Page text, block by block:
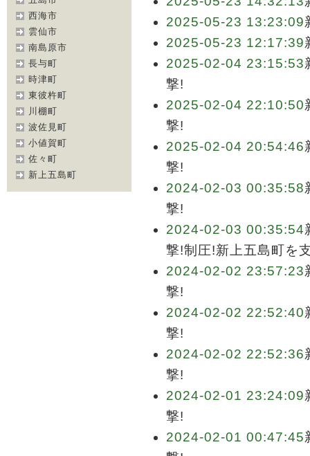
西海市
雲仙市
南島原市
長与町
時津町
東彼杵町
川棚町
波佐見町
小値賀町
佐々町
新上五島町
2025-05-23 13:23:09
2025-05-23 12:17:39
2025-02-04 23:15:53
撃!
2025-02-04 22:10:50
撃!
2025-02-04 20:54:46
撃!
2024-02-03 00:35:58
撃!
2024-02-03 00:35:54
撃!制圧!新上五島町を
2024-02-02 23:57:23
撃!
2024-02-02 22:52:40
撃!
2024-02-02 22:52:36
撃!
2024-02-01 23:24:09
撃!
2024-02-01 00:47:45